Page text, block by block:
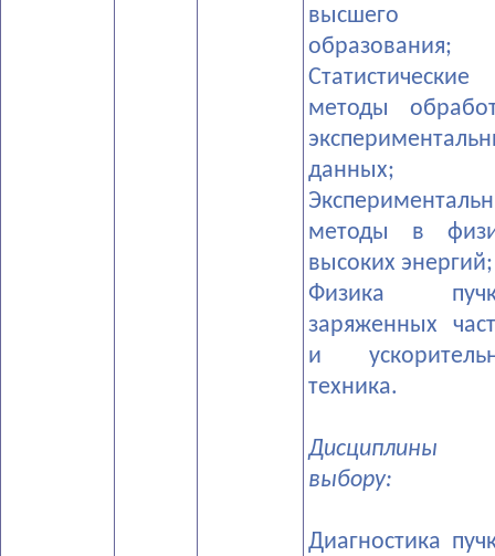
высшего
образования;
­Статистические
методы
данных;
методы в
высоких энергий;
­Физика
заряженных
и
техника.
Дисциплины
выбору:
­Диагностика